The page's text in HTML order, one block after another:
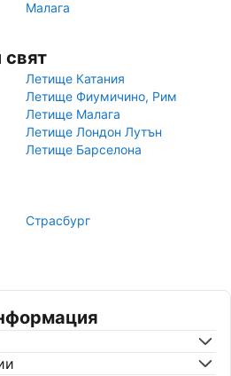
Малага
свят
Летище Катания
Летище Фиумичино, Рим
Летище Малага
Летище Лондон Лутън
Летище Барселона
Страсбург